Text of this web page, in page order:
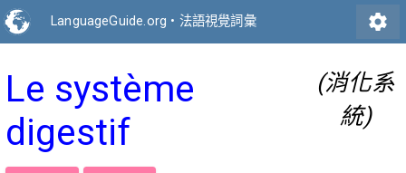
LanguageGuide.org • 法語視覺詞彙 settings
Le système
digestif
(消化系
統)